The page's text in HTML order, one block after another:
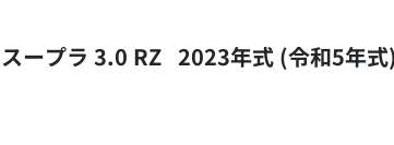
スープラ 3.0 RZ 2023年式 (令和5年